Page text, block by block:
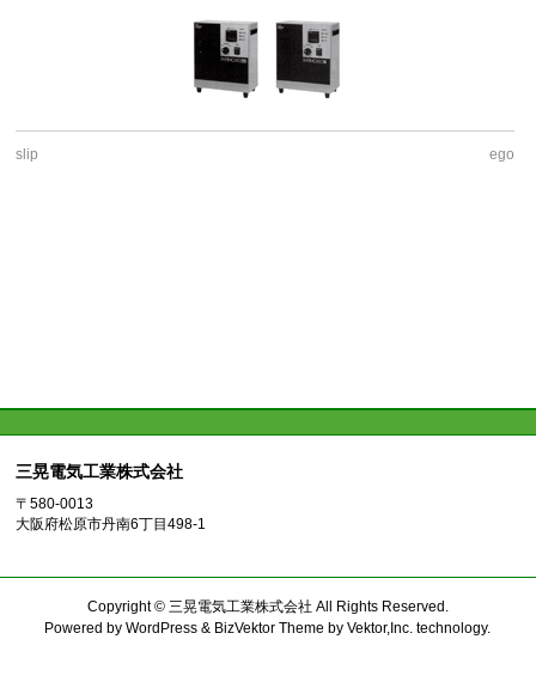
slip ego
三晃電気工業株式会社
〒580-0013
大阪府松原市丹南6丁目498-1
Copyright © 三晃電気工業株式会社 All Rights Reserved.
Powered byWordPress & BizVektor Theme byVektor,Inc. technology.